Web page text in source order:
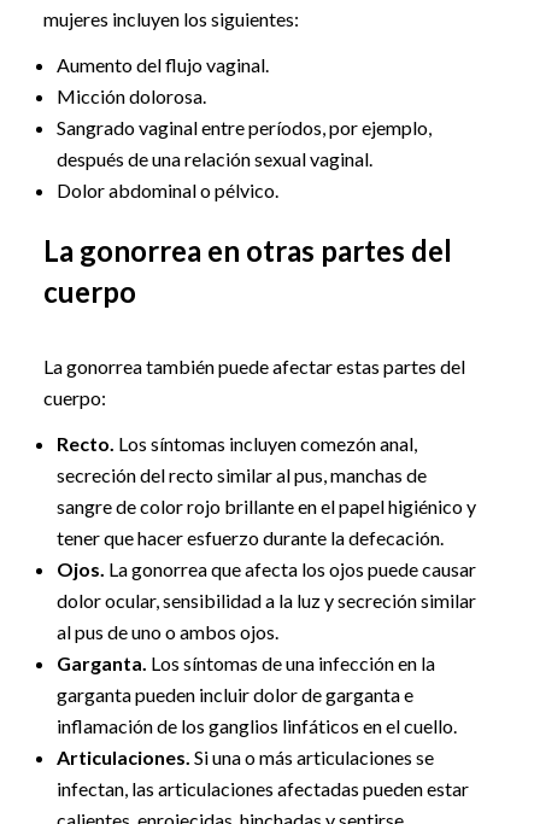
mujeres incluyen los siguientes:
Aumento del flujo vaginal.
Micción dolorosa.
Sangrado vaginal entre períodos, por ejemplo,
después de una relación sexual vaginal.
Dolor abdominal o pélvico.
La gonorrea en otras partes del
cuerpo
La gonorrea también puede afectar estas partes del
cuerpo:
Recto. Los síntomas incluyen comezón anal,
secreción del recto similar al pus, manchas de
sangre de color rojo brillante en el papel higiénico y
tener que hacer esfuerzo durante la defecación.
Ojos. La gonorrea que afecta los ojos puede causar
dolor ocular, sensibilidad a la luz y secreción similar
al pus de uno o ambos ojos.
Garganta. Los síntomas de una infección en la
garganta pueden incluir dolor de garganta e
inflamación de los ganglios linfáticos en el cuello.
Articulaciones. Si una o más articulaciones se
infectan, las articulaciones afectadas pueden estar
calientes, enrojecidas, hinchadas y sentirse